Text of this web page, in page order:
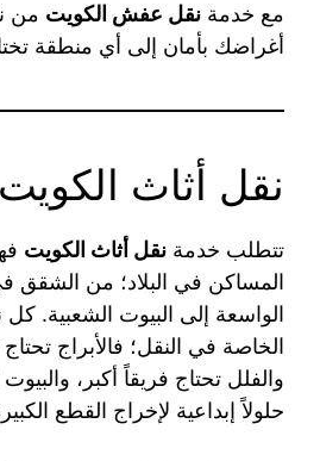
مع خدمة نقل عفش الكويت من
أغراضك بأمان إلى أي منطقة
نقل أثاث الكويت
تتطلب خدمة نقل أثاث الكويت
المساكن في البلاد؛ من الشقق
الواسعة إلى البيوت الشعبية.
الخاصة في النقل؛ فالأبراج
والفلل تحتاج فريقاً أكبر،
حلولاً إبداعية لإخراج القطع